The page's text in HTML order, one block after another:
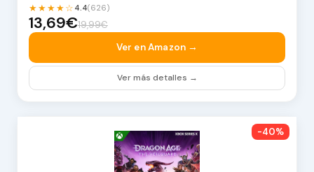
★★★★☆ 4.4(626)
13,69€19,99€
Ver en Amazon →
Ver más detalles →
-40%